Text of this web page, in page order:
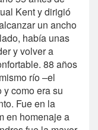
Kent y dirigió
un ancho
había unas
y volver a
88 años
río –el
como era su
Fue en la
en homenaje a